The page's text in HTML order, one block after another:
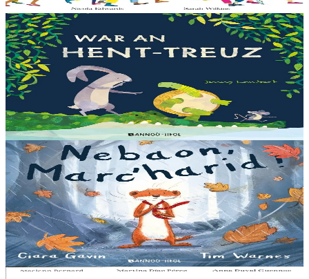
Er stok13,00 €
3 bloaz hag ouzhpenn
Bannoù-heol
War an hent-treuz
Piv a oar peseurt loened a c’haller gwelet er paludoù pa vez an noz
o serriñ ?... N’eus krokodil ebet avat. Peursur eo Logodennig. N’eo
ket ken sur he mignoned...
Er stok13,00 €
3 bloaz hag ouzhpenn
Bannoù-heol
Nebaon, Marc'harid !
An avel, ar glav... Ne blij ket tamm enet da Varc'harid Koant...
Spontet-mik e vez bewech zoken. Daoust ha Lagadeg, he mignonez
nevez, a zeuio a-benn da lakaat...
Er stok13,00 €
8 vloaz hag ouzhpenn